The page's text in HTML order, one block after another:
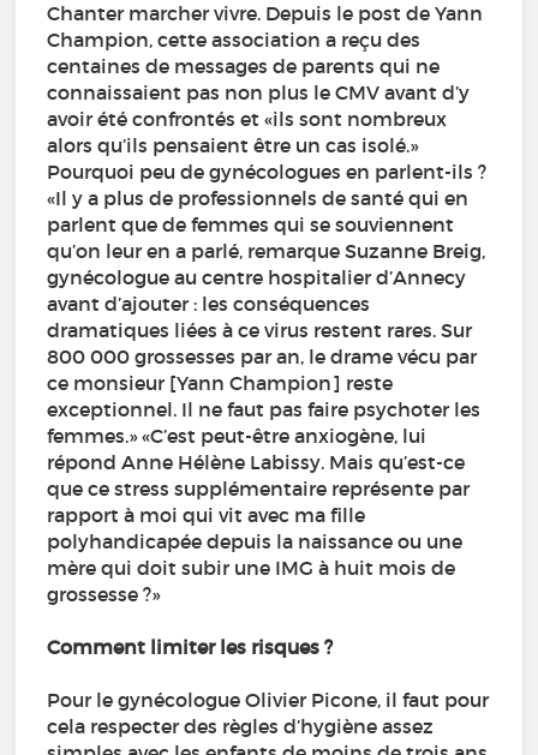
Chanter marcher vivre. Depuis le post de Yann
Champion, cette association a reçu des
centaines de messages de parents qui ne
connaissaient pas non plus le CMV avant d’y
avoir été confrontés et «ils sont nombreux
alors qu’ils pensaient être un cas isolé.»
Pourquoi peu de gynécologues en parlent-ils ?
«Il y a plus de professionnels de santé qui en
parlent que de femmes qui se souviennent
qu’on leur en a parlé, remarque Suzanne Breig,
gynécologue au centre hospitalier d’Annecy
avant d’ajouter : les conséquences
dramatiques liées à ce virus restent rares. Sur
800 000 grossesses par an, le drame vécu par
ce monsieur [Yann Champion] reste
exceptionnel. Il ne faut pas faire psychoter les
femmes.» «C’est peut-être anxiogène, lui
répond Anne Hélène Labissy. Mais qu’est-ce
que ce stress supplémentaire représente par
rapport à moi qui vit avec ma fille
polyhandicapée depuis la naissance ou une
mère qui doit subir une IMG à huit mois de
grossesse ?»
Comment limiter les risques ?
Pour le gynécologue Olivier Picone, il faut pour
cela respecter des règles d’hygiène assez